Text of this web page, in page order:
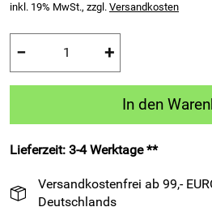
inkl. 19% MwSt., zzgl. Versandkosten
− +
In den
Lieferzeit: 3-4 Werktage **
Versandkostenfrei ab 99,-
Deutschlands